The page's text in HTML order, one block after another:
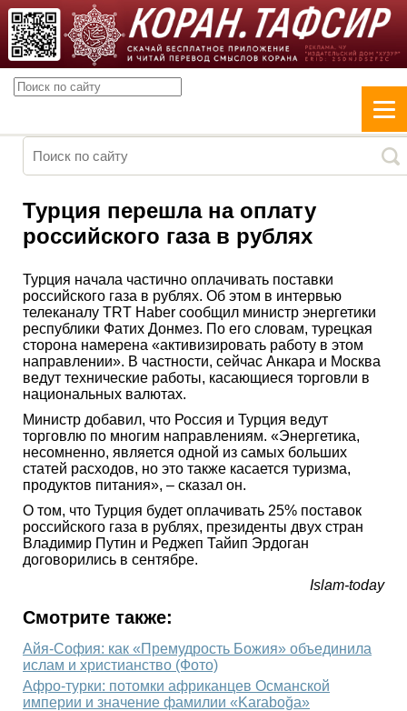
Турция перешла на оплату
российского газа в рублях
Турция начала частично оплачивать поставки
российского газа в рублях. Об этом в интервью
телеканалу TRT Haber сообщил министр энергетики
республики Фатих Донмез. По его словам, турецкая
сторона намерена «активизировать работу в этом
направлении». В частности, сейчас Анкара и Москва
ведут технические работы, касающиеся торговли в
национальных валютах.
Министр добавил, что Россия и Турция ведут
торговлю по многим направлениям. «Энергетика,
несомненно, является одной из самых больших
статей расходов, но это также касается туризма,
продуктов питания», – сказал он.
О том, что Турция будет оплачивать 25% поставок
российского газа в рублях, президенты двух стран
Владимир Путин и Реджеп Тайип Эрдоган
договорились в сентябре.
Islam-today
Смотрите также:
Айя-София: как «Премудрость Божия» объединила
ислам и христианство (Фото)
Афро-турки: потомки африканцев Османской
империи и значение фамилии «Karaboğa»